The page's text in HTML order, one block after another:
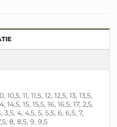
10,5, 11, 11,5, 12, 12,5, 13, 13,5,
14,5, 15, 15,5, 16, 16,5, 17, 2,5,
3,5, 4, 4,5, 5, 5,5, 6, 6,5, 7,
8, 8,5, 9, 9,5